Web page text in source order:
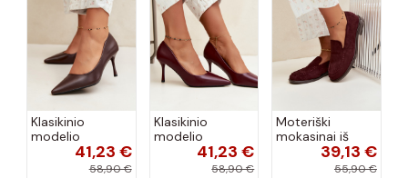
Klasikinio
modelio
aukštakulniai
41,23 €
58,90 €
Klasikinio
modelio
aukštakulniai
41,23 €
58,90 €
Moteriški
mokasinai iš
dirbtinės
zomšos, bordo
39,13 €
55,90 €